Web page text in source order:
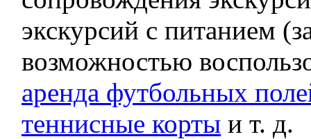
экскурсий с питанием
возможностью
аренда футбольных
теннисные корты и т. д.